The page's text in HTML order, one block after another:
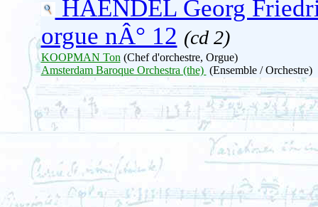
HAENDEL Georg
orgue nÂ° 12 (cd 2)
KOOPMAN Ton(Chef d'orchestre, Orgue)
Amsterdam Baroque Orchestra (the) (Ensemble / Orchestre)